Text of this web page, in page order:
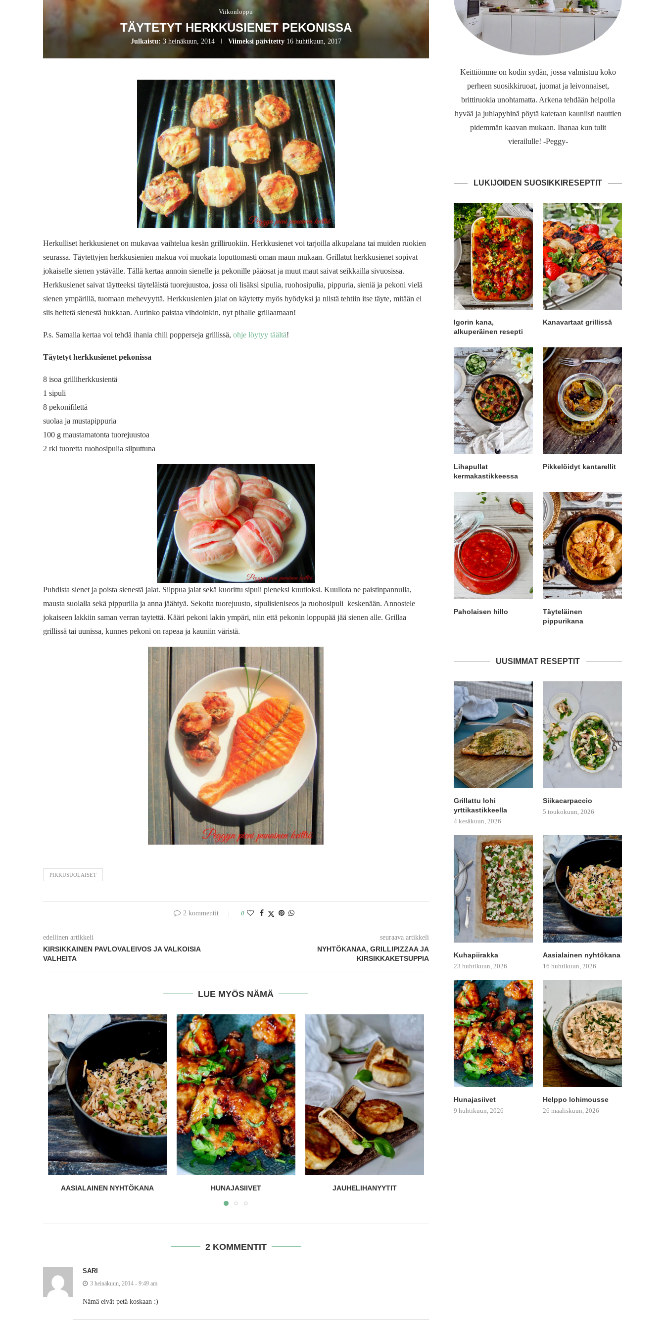
Viikonloppu
TÄYTETYT HERKKUSIENET PEKONISSA
Julkaistu: 3 heinäkuun, 2014 Viimeksi päivitetty 16 huhtikuun, 2017
Herkulliset herkkusienet on mukavaa vaihtelua kesän grilliruokiin. Herkkusienet voi tarjoilla alkupalana tai muiden ruokien
seurassa. Täytettyjen herkkusienien makua voi muokata loputtomasti oman maun mukaan. Grillatut herkkusienet sopivat
jokaiselle sienen ystävälle. Tällä kertaa annoin sienelle ja pekonille pääosat ja muut maut saivat seikkailla sivuosissa.
Herkkusienet saivat täytteeksi täyteläistä tuorejuustoa, jossa oli lisäksi sipulia, ruohosipulia, pippuria, sieniä ja pekoni vielä
sienen ympärillä, tuomaan mehevyyttä. Herkkusienien jalat on käytetty myös hyödyksi ja niistä tehtiin itse täyte, mitään ei
siis heitetä sienestä hukkaan. Aurinko paistaa vihdoinkin, nyt pihalle grillaamaan!
P.s. Samalla kertaa voi tehdä ihania chili popperseja grillissä, ohje löytyy täältä!
Täytetyt herkkusienet pekonissa
8 isoa grilliherkkusientä
1 sipuli
8 pekonifilettä
suolaa ja mustapippuria
100 g maustamatonta tuorejuustoa
2 rkl tuoretta ruohosipulia silputtuna
Puhdista sienet ja poista sienestä jalat. Silppua jalat sekä kuorittu sipuli pieneksi kuutioksi. Kuullota ne paistinpannulla,
mausta suolalla sekä pippurilla ja anna jäähtyä. Sekoita tuorejuusto, sipulisieniseos ja ruohosipuli keskenään. Annostele
jokaiseen lakkiin saman verran taytettä. Kääri pekoni lakin ympäri, niin että pekonin loppupää jää sienen alle. Grillaa
grillissä tai uunissa, kunnes pekoni on rapeaa ja kauniin väristä.
PIKKUSUOLAISET
2 kommentit 0
edellinen artikkeli
KIRSIKKAINEN PAVLOVALEIVOS JA VALKOISIA
VALHEITA
seuraava artikkeli
NYHTÖKANAA, GRILLIPIZZAA JA
KIRSIKKAKETSUPPIA
LUE MYÖS NÄMÄ
HUNAJASIIVET JAUHELIHANYYTIT LOHI-LYTTYPERUNAT
2 KOMMENTIT
SARI
3 heinäkuun, 2014 - 9:49 am
Nämä eivät petä koskaan :)
Keittiömme on kodin sydän, jossa valmistuu koko
perheen suosikkiruoat, juomat ja leivonnaiset,
brittiruokia unohtamatta. Arkena tehdään helpolla
hyvää ja juhlapyhinä pöytä katetaan kauniisti nauttien
pidemmän kaavan mukaan. Ihanaa kun tulit
vierailulle! -Peggy-
LUKIJOIDEN SUOSIKKIRESEPTIT
Igorin kana,
alkuperäinen resepti
Kanavartaat grillissä
Lihapullat
kermakastikkeessa
Pikkelöidyt kantarellit
Paholaisen hillo
Täyteläinen
pippurikana
UUSIMMAT RESEPTIT
Grillattu lohi
yrttikastikkeella
4 kesäkuun, 2026
Siikacarpaccio
5 toukokuun, 2026
Kuhapiirakka
23 huhtikuun, 2026
Aasialainen nyhtökana
16 huhtikuun, 2026
Hunajasiivet
9 huhtikuun, 2026
Helppo lohimousse
26 maaliskuun, 2026